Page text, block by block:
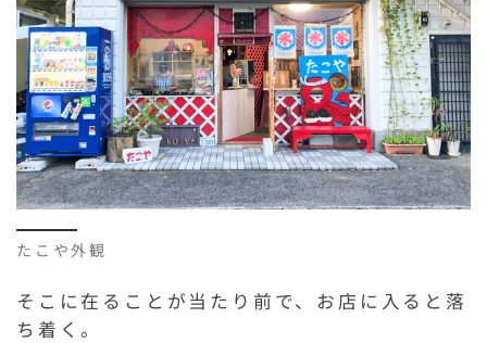
たこや外観
そこに在ることが当たり前で、お店に入ると落
ち着く。